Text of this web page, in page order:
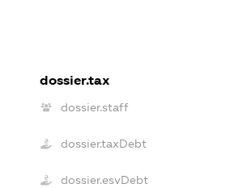
dossier.tax
dossier.staff
dossier.taxDebt
dossier.esvDebt